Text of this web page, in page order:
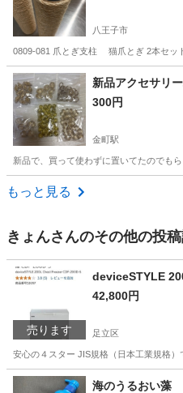
八王子市
0809-081 爪とぎ支柱 猫爪とぎ 2本セッ
東京 八王子市 その他 支柱
新品アクセサリ
300円
金町駅
新品で、買って使わずに置いてたのでも
東京 葛飾区
もっと見る
きょんさんのその他の投稿
売ります
deviceSTYLE
42,800円
足立区
安心の４スター JIS規格（日本工業規格
東京 足立区 キッチン家電
海のうるおい藻